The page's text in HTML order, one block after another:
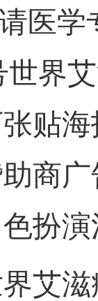
医
界
贴
商
扮
艾